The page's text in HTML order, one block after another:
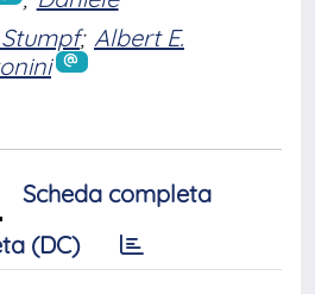
; Albert E.
Scheda completa
(DC)